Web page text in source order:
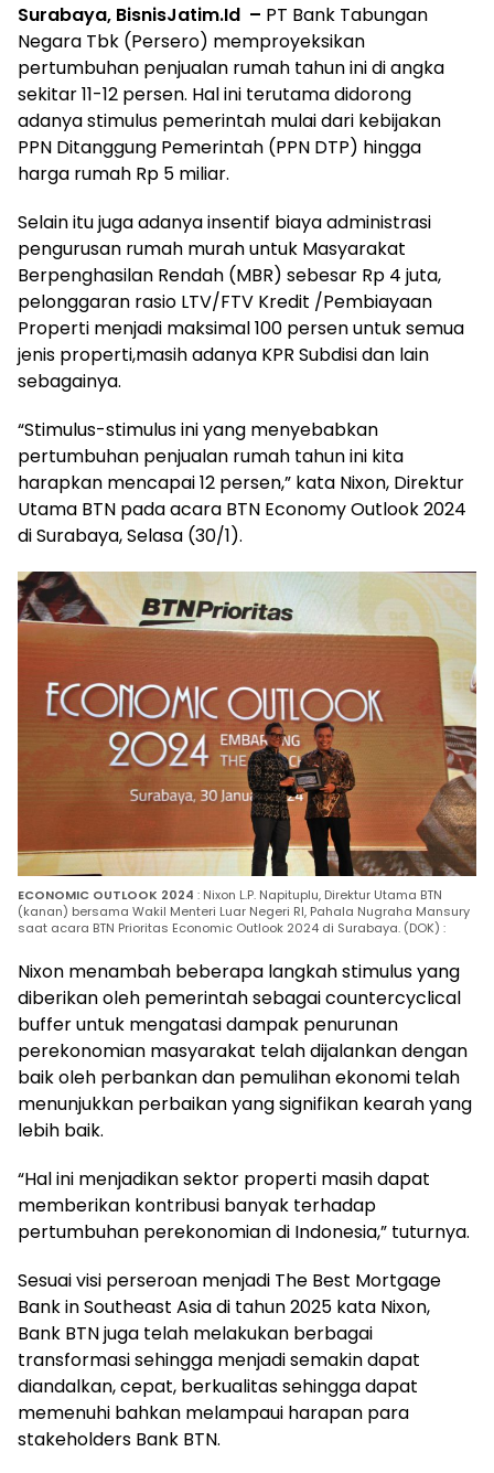
Surabaya, BisnisJatim.Id – PT Bank Tabungan
Negara Tbk (Persero) memproyeksikan
pertumbuhan penjualan rumah tahun ini di angka
sekitar 11-12 persen. Hal ini terutama didorong
adanya stimulus pemerintah mulai dari kebijakan
PPN Ditanggung Pemerintah (PPN DTP) hingga
harga rumah Rp 5 miliar.
Selain itu juga adanya insentif biaya administrasi
pengurusan rumah murah untuk Masyarakat
Berpenghasilan Rendah (MBR) sebesar Rp 4 juta,
pelonggaran rasio LTV/FTV Kredit /Pembiayaan
Properti menjadi maksimal 100 persen untuk semua
jenis properti,masih adanya KPR Subdisi dan lain
sebagainya.
“Stimulus-stimulus ini yang menyebabkan
pertumbuhan penjualan rumah tahun ini kita
harapkan mencapai 12 persen,” kata Nixon, Direktur
Utama BTN pada acara BTN Economy Outlook 2024
di Surabaya, Selasa (30/1).
ECONOMIC OUTLOOK 2024 : Nixon L.P. Napituplu, Direktur Utama BTN
(kanan) bersama Wakil Menteri Luar Negeri RI, Pahala Nugraha Mansury
saat acara BTN Prioritas Economic Outlook 2024 di Surabaya. (DOK) :
Nixon menambah beberapa langkah stimulus yang
diberikan oleh pemerintah sebagai countercyclical
buffer untuk mengatasi dampak penurunan
perekonomian masyarakat telah dijalankan dengan
baik oleh perbankan dan pemulihan ekonomi telah
menunjukkan perbaikan yang signifikan kearah yang
lebih baik.
“Hal ini menjadikan sektor properti masih dapat
memberikan kontribusi banyak terhadap
pertumbuhan perekonomian di Indonesia,” tuturnya.
Sesuai visi perseroan menjadi The Best Mortgage
Bank in Southeast Asia di tahun 2025 kata Nixon,
Bank BTN juga telah melakukan berbagai
transformasi sehingga menjadi semakin dapat
diandalkan, cepat, berkualitas sehingga dapat
memenuhi bahkan melampaui harapan para
stakeholders Bank BTN.